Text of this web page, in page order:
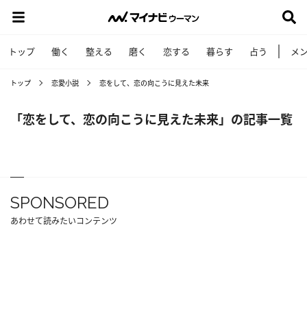
トップ 働く 整える 磨く 恋する 暮らす 占う メ
トップ 恋愛小説 恋をして、恋の向こうに見えた未来
「恋をして、恋の向こうに見えた未来」の記事一覧
SPONSORED
あわせて読みたいコンテンツ